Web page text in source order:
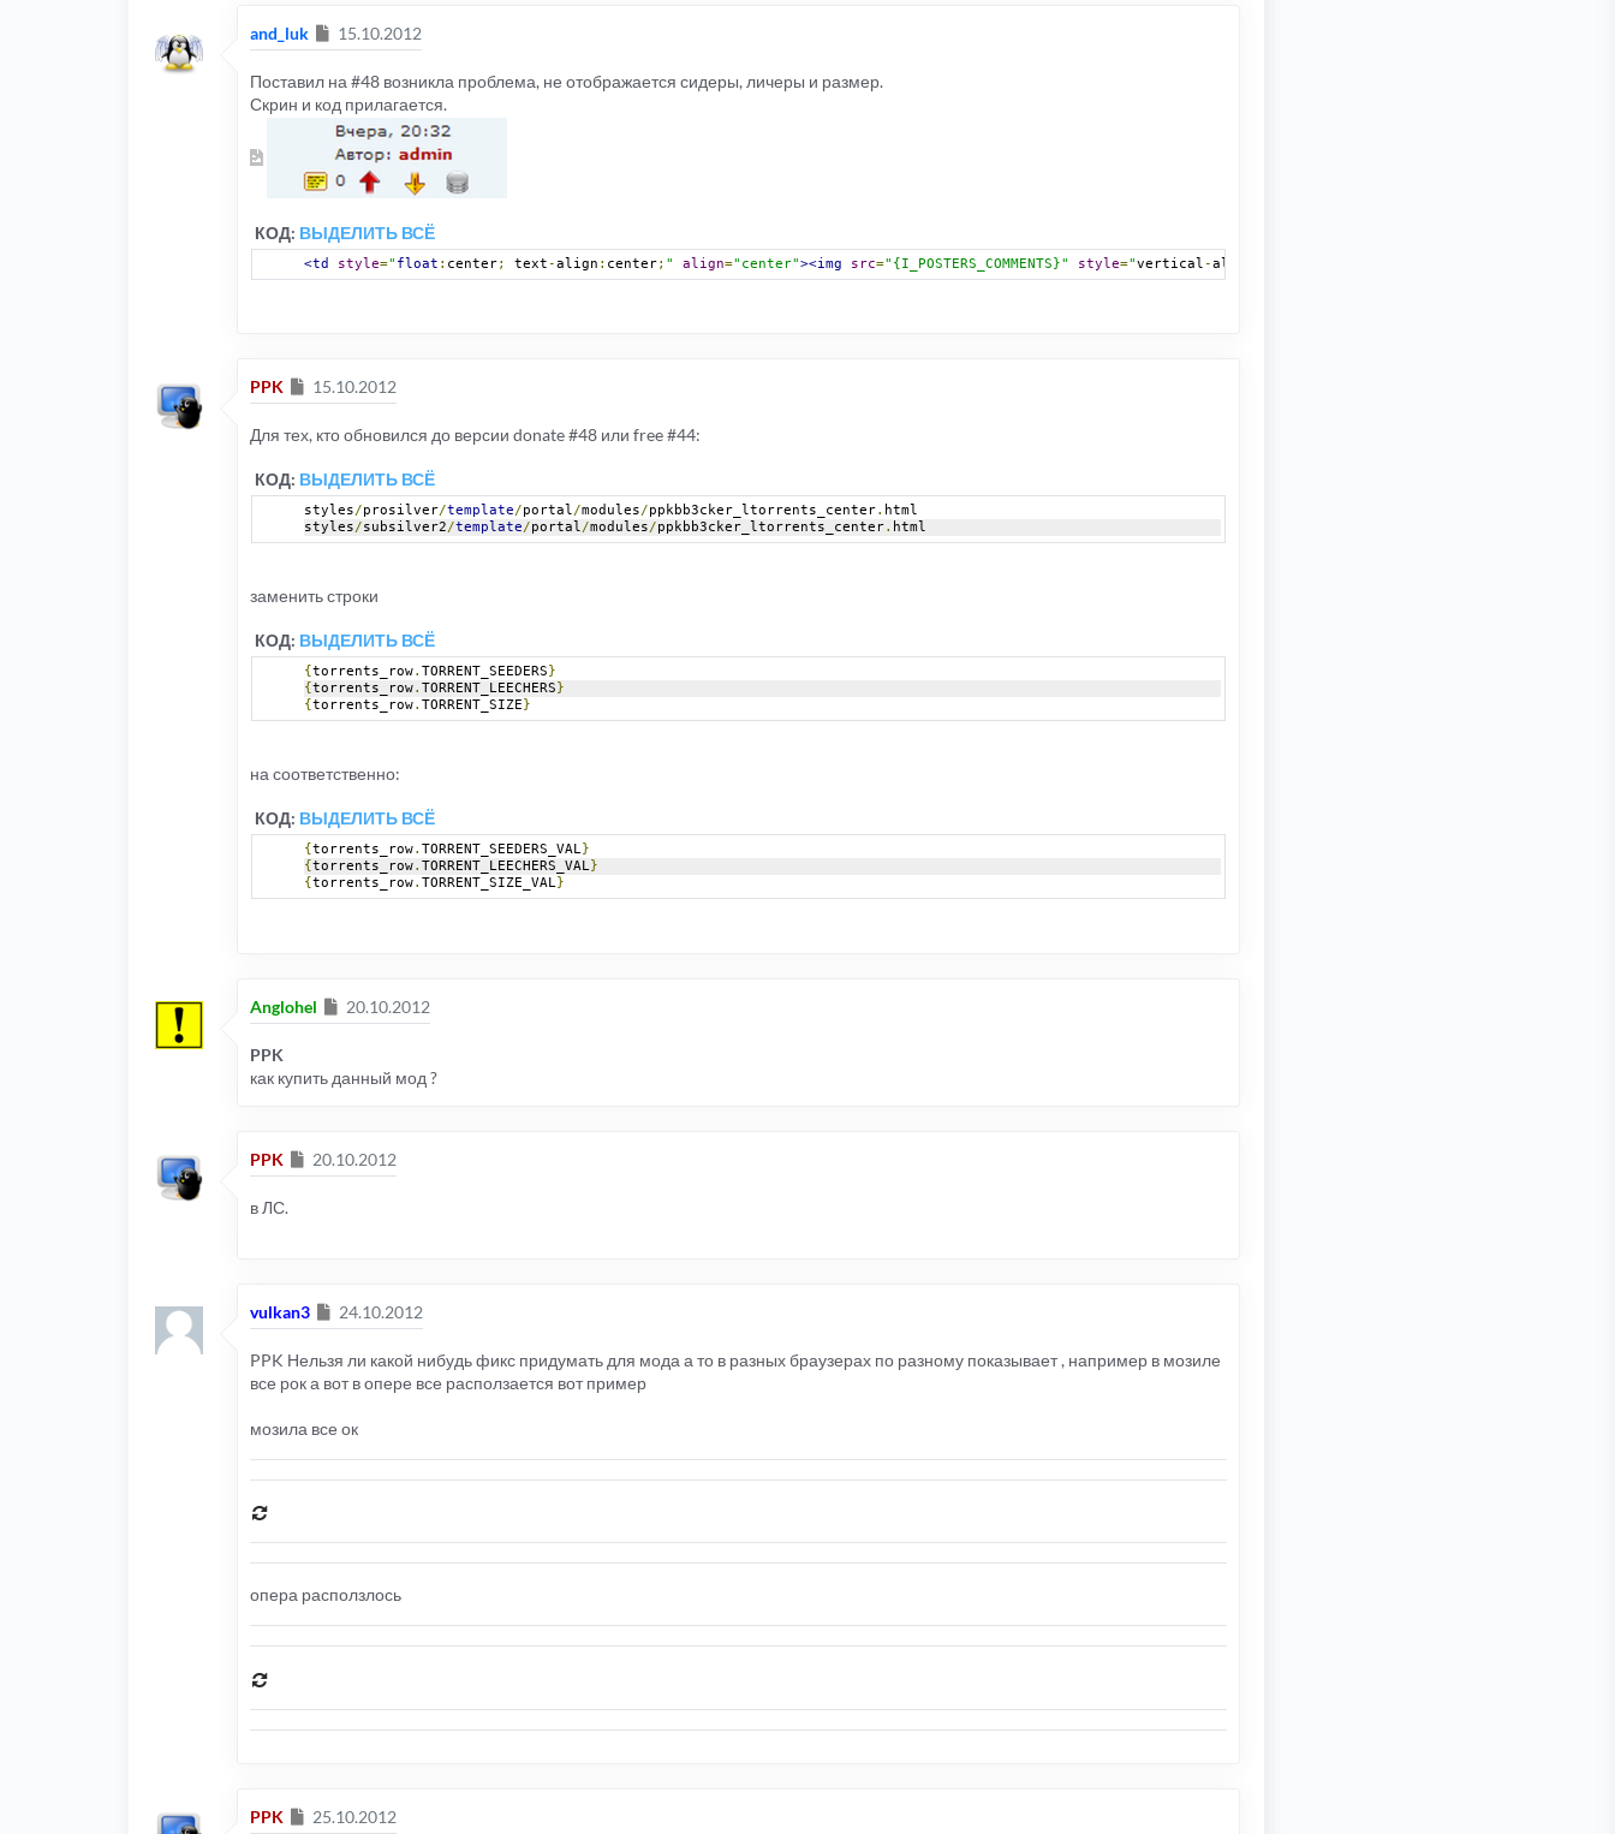
and_luk Сообщение
15.10.2012
Поставил на #48 возникла проблема, не отображается сидеры, личеры и размер.
Скрин и код прилагается.
КОД: ВЫДЕЛИТЬ ВСЁ
<td style=" float : center; text-align : center; " align="center"><img src="{I_POSTERS_COMMENTS}" style="vertical -align
PPK Сообщение
15.10.2012
Для тех, кто обновился до версии donate #48 или free #44:
КОД: ВЫДЕЛИТЬ ВСЁ
styles/prosilver/template/portal/modules/ppkbb3cker_ltorrents_center. html
styles/subsilver2/template/portal/modules/ppkbb3cker_ltorrents_center. html
заменить строки
КОД: ВЫДЕЛИТЬ ВСЁ
{ torrents_row. TORRENT_SEEDERS }
{ torrents_row. TORRENT_LEECHERS }
{ torrents_row. TORRENT_SIZE }
на соответственно:
КОД: ВЫДЕЛИТЬ ВСЁ
{torrents_row. TORRENT_SEEDERS_VAL}
{torrents_row. TORRENT_LEECHERS_VAL}
{torrents_row. TORRENT_SIZE_VAL}
Anglohel Сообщение
20.10.2012
PPK
как купить данный мод ?
PPK Сообщение
20.10.2012
в ЛС.
vulkan3 Сообщение
24.10.2012
PPK Нельзя ли какой нибудь фикс придумать для мода а то в разных браузерах по разному показывает , например в мозиле
все рок а вот в опере все расползается вот пример
мозила все ок
опера расползлось
PPK Сообщение
25.10.2012